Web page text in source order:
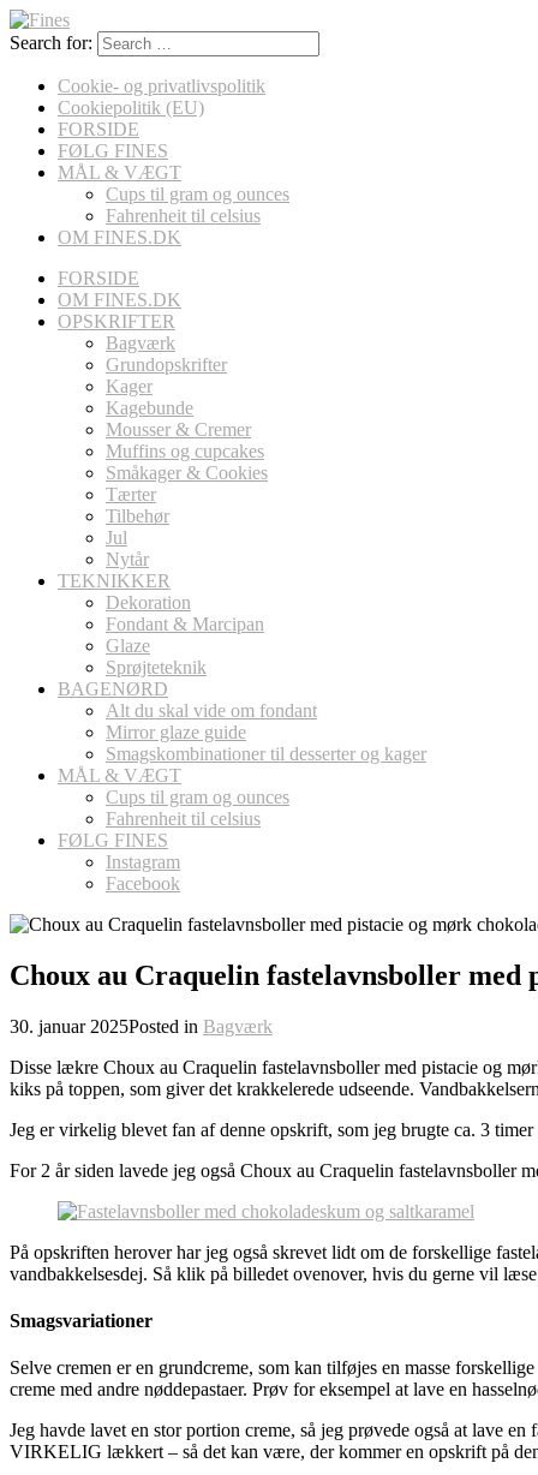
Search for:
Cookie- og privatlivspolitik
Cookiepolitik (EU)
FORSIDE
FØLG FINES
MÅL & VÆGT
Cups til gram og ounces
Fahrenheit til celsius
OM FINES.DK
FORSIDE
OM FINES.DK
OPSKRIFTER
Bagværk
Grundopskrifter
Kager
Kagebunde
Mousser & Cremer
Muffins og cupcakes
Småkager & Cookies
Tærter
Tilbehør
Jul
Nytår
TEKNIKKER
Dekoration
Fondant & Marcipan
Glaze
Sprøjteteknik
BAGENØRD
Alt du skal vide om fondant
Mirror glaze guide
Smagskombinationer til desserter og kager
MÅL & VÆGT
Cups til gram og ounces
Fahrenheit til celsius
FØLG FINES
Instagram
Facebook
Choux au Craquelin fastelavnsboller med
30. januar 2025Posted in Bagværk
Disse lækre Choux au Craquelin fastelavnsboller med pistacie og
kiks på toppen, som giver det krakkelerede udseende.
Jeg er virkelig blevet fan af denne opskrift, som jeg brugte ca. 3
For 2 år siden lavede jeg også Choux au Craquelin fastelavnsboller
På opskriften herover har jeg også skrevet lidt om de forskellige
vandbakkelsesdej. Så klik på billedet ovenover, hvis du gerne vil
Smagsvariationer
Selve cremen er en grundcreme, som kan tilføjes en masse
creme med andre nøddepastaer. Prøv for eksempel at lave en
Jeg havde lavet en stor portion creme, så jeg prøvede også at lave
VIRKELIG lækkert – så det kan være, der kommer en opskrift på